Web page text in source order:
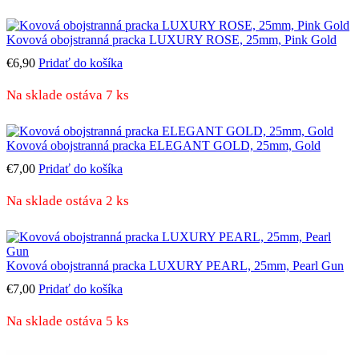
Kovová obojstranná pracka LUXURY ROSE, 25mm, Pink Gold
€6,90 Pridať do košíka
Na sklade ostáva 7 ks
Kovová obojstranná pracka ELEGANT GOLD, 25mm, Gold
€7,00 Pridať do košíka
Na sklade ostáva 2 ks
Kovová obojstranná pracka LUXURY PEARL, 25mm, Pearl Gun
€7,00 Pridať do košíka
Na sklade ostáva 5 ks